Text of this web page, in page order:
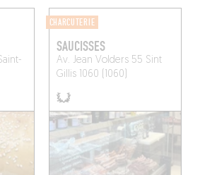
CHARCUTERIE
SAUCISSES
Av. Jean Volders 55 Sint
Gillis 1060 (1060)